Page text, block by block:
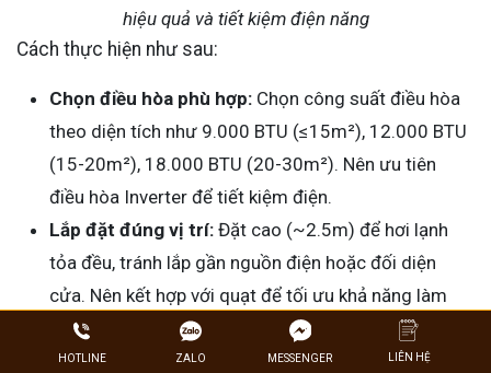
hiệu quả và tiết kiệm điện năng
Cách thực hiện như sau:
Chọn điều hòa phù hợp: Chọn công suất điều hòa
theo diện tích như 9.000 BTU (≤15m²), 12.000 BTU
(15-20m²), 18.000 BTU (20-30m²). Nên ưu tiên
điều hòa Inverter để tiết kiệm điện.
Lắp đặt đúng vị trí: Đặt cao (~2.5m) để hơi lạnh
tỏa đều, tránh lắp gần nguồn điện hoặc đối diện
cửa. Nên kết hợp với quạt để tối ưu khả năng làm
mát.
HOTLINE ZALO MESSENGER LIÊN HỆ